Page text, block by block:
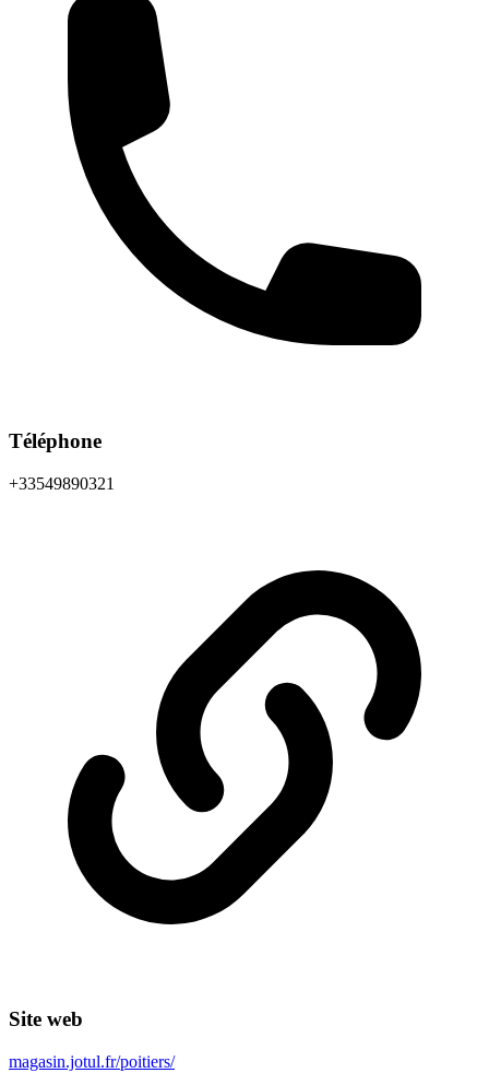
Téléphone
+33549890321
Site web
magasin.jotul.fr/poitiers/